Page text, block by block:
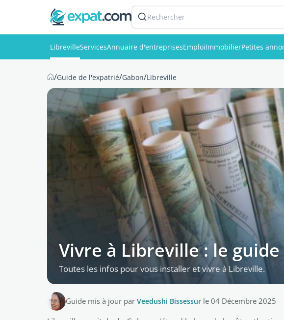
Rechercher
LibrevilleServicesAnnuaire d'entreprisesEmploiImmobilierPetites
/Guide de l'expatrié/Gabon/Libreville
Vivre à Libreville : le
Toutes les infos pour vous installer et vivre à Libreville.
Guide mis à jour par Veedushi Bissessur le 04 Décembre 2025